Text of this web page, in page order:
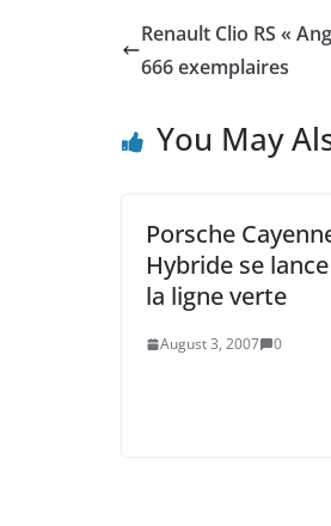
Renault Clio RS «
666 exemplaires
You May
Porsche
Hybride se
la ligne verte
August 3, 2007 0